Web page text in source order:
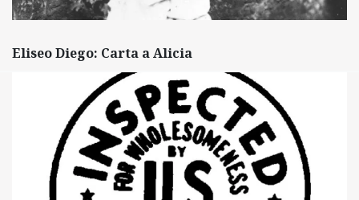
Eliseo Diego: Carta a Alicia